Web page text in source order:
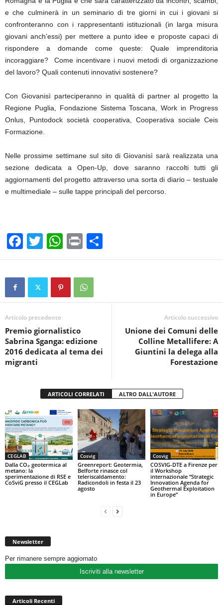
e che culminerà in un seminario di tre giorni in cui i giovani si
confronteranno con i rappresentanti istituzionali (in larga misura
giovani anch’essi) per mettere a punto idee e proposte capaci di
rispondere a domande come queste: Quale imprenditoria
incoraggiare? Come incentivare i nuovi metodi di organizzazione
del lavoro? Quali contenuti innovativi sostenere?
Con Giovanisì parteciperanno in qualità di partner al progetto la
Regione Puglia, Fondazione Sistema Toscana, Work in Progress
Onlus, Puntodock società cooperativa, Cooperativa sociale Ceis
Formazione.
Nelle prossime settimane sul sito di Giovanisì sarà realizzata una
sezione dedicata a Open-Up, dove saranno raccolti tutti gli
aggiornamenti del progetto attraverso una sorta di diario – testuale
e multimediale – sulle tappe principali del percorso
F
a
c
b
o
o
k
T
wi
tt
W
h
at
s
A
p
Pr
in
t
o
vi
Articolo precedente
Premio giornalistico
Sabrina Sganga: edizione
2016 dedicata al tema dei
migranti
Articolo successivo
Unione dei Comuni delle
Colline Metallifere: A
Giuntini la delega alla
Forestazione
ARTICOLI CORRELATI ALTRO DALL'AUTORE
CEGLAB
Dalla CO₂ geotermica al
metano: la
sperimentazione di RSE e
CoSviG presso il CEGLab
Cosvig
Greenreport: Geotermia,
Belforte rinasce col
teleriscaldamento:
Radicondoli in festa il 23
agosto
Cosvig
COSVIG-DTE a Firenze per
il Workshop
internazionale “Strategic
Innovation Agenda for
Geothermal Exploitation
in Europe”
Newsletter
Per rimanere sempre aggiornato
Iscriviti alla newsletter
Articoli Recenti